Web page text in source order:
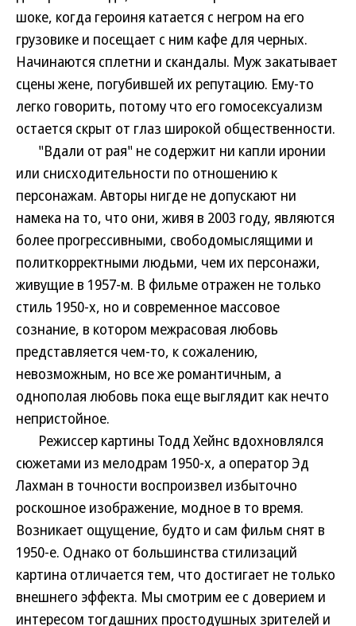
шоке, когда героиня катается с негром на его
грузовике и посещает с ним кафе для черных.
Начинаются сплетни и скандалы. Муж закатывает
сцены жене, погубившей их репутацию. Ему-то
легко говорить, потому что его гомосексуализм
остается скрыт от глаз широкой общественности.
"Вдали от рая" не содержит ни капли иронии
или снисходительности по отношению к
персонажам. Авторы нигде не допускают ни
намека на то, что они, живя в 2003 году, являются
более прогрессивными, свободомыслящими и
политкорректными людьми, чем их персонажи,
живущие в 1957-м. В фильме отражен не только
стиль 1950-х, но и современное массовое
сознание, в котором межрасовая любовь
представляется чем-то, к сожалению,
невозможным, но все же романтичным, а
однополая любовь пока еще выглядит как нечто
непристойное.
Режиссер картины Тодд Хейнс вдохновлялся
сюжетами из мелодрам 1950-х, а оператор Эд
Лахман в точности воспроизвел избыточно
роскошное изображение, модное в то время.
Возникает ощущение, будто и сам фильм снят в
1950-е. Однако от большинства стилизаций
картина отличается тем, что достигает не только
внешнего эффекта. Мы смотрим ее с доверием и
интересом тогдашних простодушных зрителей и